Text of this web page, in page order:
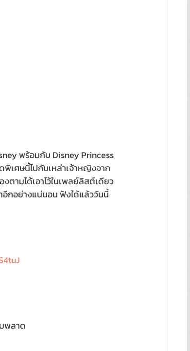
พร้อมกับ Disney Princess
เศษนี้ไปกับเหล่าเจ้าหญิงจาก
ามได้เอาไว้ในเพลย์ลิสต์เดียว
กอย่างแน่นอน ฟังได้แล้ววันนี้
พลาด